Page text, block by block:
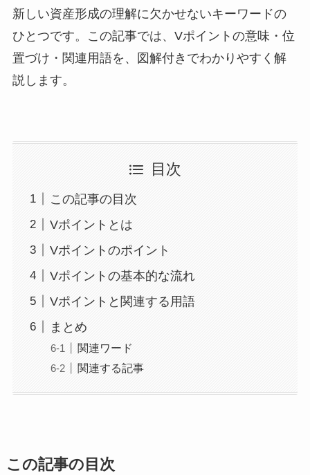
新しい資産形成の理解に欠かせないキーワードの
ひとつです。この記事では、Vポイントの意味・位
置づけ・関連用語を、図解付きでわかりやすく解
説します。
目次
この記事の目次
Vポイントとは
Vポイントのポイント
Vポイントの基本的な流れ
Vポイントと関連する用語
まとめ
関連ワード
関連する記事
この記事の目次